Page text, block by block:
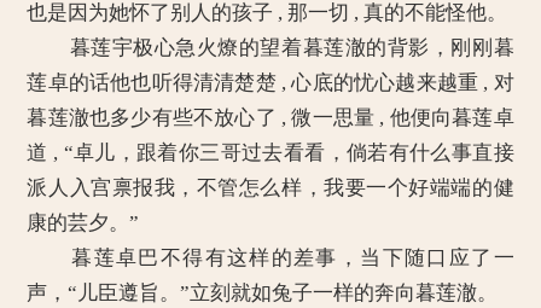
也是因为她怀了别人的孩子 , 那一切 , 真的不能怪他。
暮莲宇极心急火燎的望着暮莲澈的背影，刚刚暮
莲卓的话他也听得清清楚楚 , 心底的忧心越来越重 , 对
暮莲澈也多少有些不放心了 , 微一思量 , 他便向暮莲卓
道 , “卓儿，跟着你三哥过去看看，倘若有什么事直接
派人入宫禀报我，不管怎么样，我要一个好端端的健
康的芸夕。”
暮莲卓巴不得有这样的差事，当下随口应了一
声，“儿臣遵旨。”立刻就如兔子一样的奔向暮莲澈。